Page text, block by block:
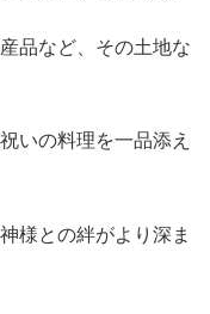
品など、その土地な
いの料理を一品添え
様との絆がより深ま